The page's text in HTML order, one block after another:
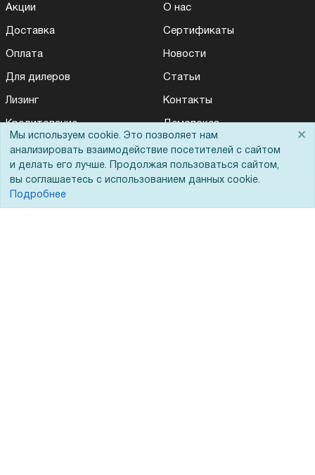
Акции
Доставка
Оплата
Для дилеров
Лизинг
Кредитование
Госучреждениям
Тендеры
Бренды
О нас
Сертификаты
Новости
Статьи
Контакты
Демопоказ
Мы используем cookie. Это позволяет нам
анализировать взаимодействие посетителей с сайтом
и делать его лучше. Продолжая пользоваться сайтом,
вы соглашаетесь с использованием данных cookie.
Подробнее
×